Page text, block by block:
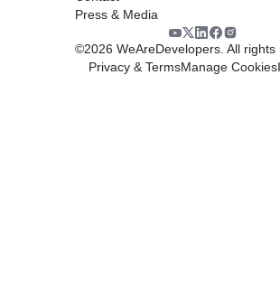
Press & Media
©2026 WeAreDevelopers. All rights
Privacy & TermsManage Cookies